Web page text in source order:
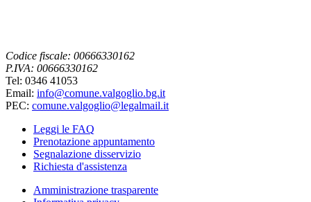
Codice fiscale: 00666330162
P.IVA: 00666330162
Tel: 0346 41053
Email: info@comune.valgoglio.bg.it
PEC: comune.valgoglio@legalmail.it
Leggi le FAQ
Prenotazione appuntamento
Segnalazione disservizio
Richiesta d'assistenza
Amministrazione trasparente